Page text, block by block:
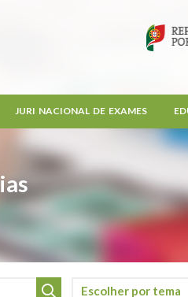
JURI NACIONAL DE EXAMES